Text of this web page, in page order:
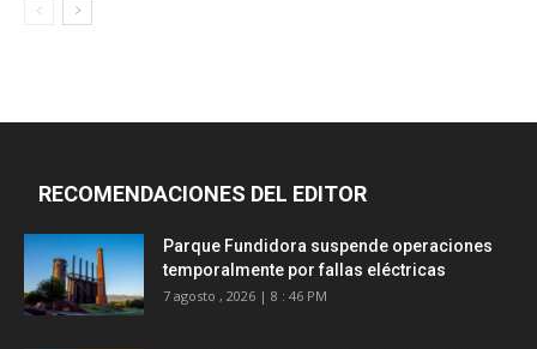
RECOMENDACIONES DEL EDITOR
Parque Fundidora suspende operaciones
temporalmente por fallas eléctricas
7 agosto , 2026 | 8 : 46 PM